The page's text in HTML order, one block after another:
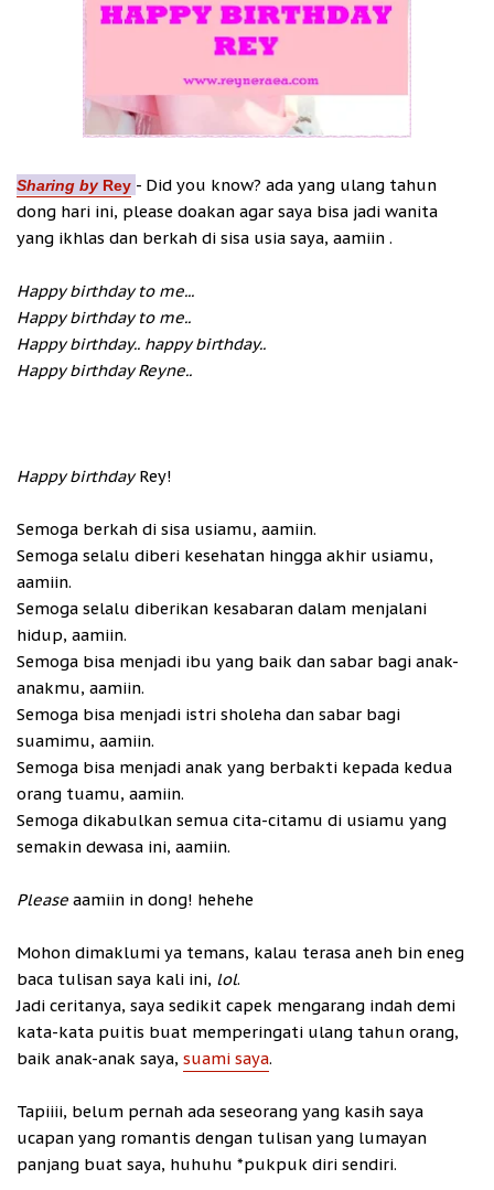
Sharing by Rey - Did you know? ada yang ulang tahun
dong hari ini, please doakan agar saya bisa jadi wanita
yang ikhlas dan berkah di sisa usia saya, aamiin .
Happy birthday to me...
Happy birthday to me..
Happy birthday.. happy birthday..
Happy birthday Reyne..
Happy birthdayRey!
Semoga berkah di sisa usiamu, aamiin.
Semoga selalu diberi kesehatan hingga akhir usiamu,
aamiin.
Semoga selalu diberikan kesabaran dalam menjalani
hidup, aamiin.
Semoga bisa menjadi ibu yang baik dan sabar bagi anak-
anakmu, aamiin.
Semoga bisa menjadi istri sholeha dan sabar bagi
suamimu, aamiin.
Semoga bisa menjadi anak yang berbakti kepada kedua
orang tuamu, aamiin.
Semoga dikabulkan semua cita-citamu di usiamu yang
semakin dewasa ini, aamiin.
Please aamiin in dong! hehehe
Mohon dimaklumi ya temans, kalau terasa aneh bin eneg
baca tulisan saya kali ini, lol.
Jadi ceritanya, saya sedikit capek mengarang indah demi
kata-kata puitis buat memperingati ulang tahun orang,
baik anak-anak saya, suami saya.
Tapiiii, belum pernah ada seseorang yang kasih saya
ucapan yang romantis dengan tulisan yang lumayan
panjang buat saya, huhuhu *pukpuk diri sendiri.